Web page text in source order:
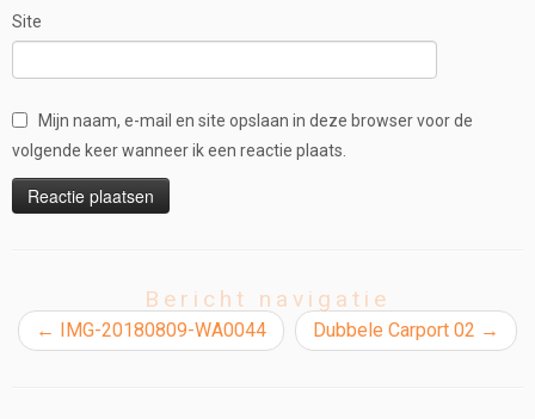
Site
Mijn naam, e-mail en site opslaan in deze browser voor de
volgende keer wanneer ik een reactie plaats.
Bericht navigatie
← IMG-20180809-WA0044 Dubbele Carport 02 →